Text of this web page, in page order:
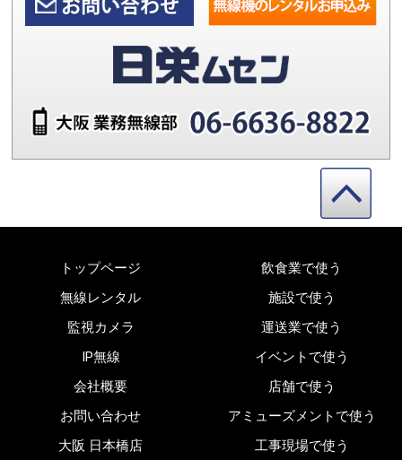
トップページ
無線レンタル
監視カメラ
IP無線
会社概要
お問い合わせ
大阪 日本橋店
飲食業で使う
施設で使う
運送業で使う
イベントで使う
店舗で使う
アミューズメントで使う
工事現場で使う